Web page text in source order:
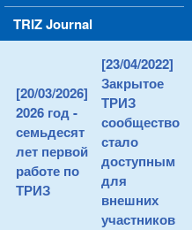
TRIZ Journal
[20/03/2026]
2026 год -
семьдесят
лет первой
работе по
ТРИЗ
[23/04/2022]
Закрытое
ТРИЗ
сообщество
стало
доступным
для
внешних
участников